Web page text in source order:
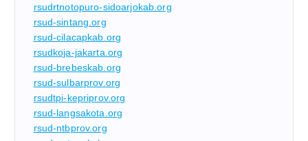
rsudrtnotopuro-sidoarjokab.org
rsud-sintang.org
rsud-cilacapkab.org
rsudkoja-jakarta.org
rsud-brebeskab.org
rsud-sulbarprov.org
rsudtpi-kepriprov.org
rsud-langsakota.org
rsud-ntbprov.org